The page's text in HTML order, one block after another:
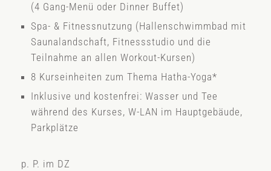
(4 Gang-Menü oder Dinner Buffet)
Spa- & Fitnessnutzung (Hallenschwimmbad mit
Saunalandschaft, Fitnessstudio und die
Teilnahme an allen Workout-Kursen)
8 Kurseinheiten zum Thema Hatha-Yoga*
Inklusive und kostenfrei: Wasser und Tee
während des Kurses, W-LAN im Hauptgebäude,
Parkplätze
p. P. im DZ